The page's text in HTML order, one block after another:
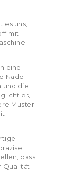
es uns,
mit
eine
Nadel
und die
es,
Muster
dass
Qualität